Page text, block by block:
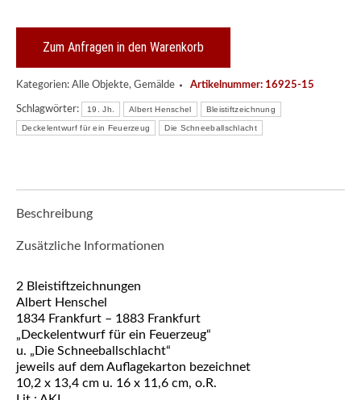
Zum Anfragen in den Warenkorb
Kategorien: Alle Objekte, Gemälde Artikelnummer: 16925-15
Schlagwörter: 19. Jh. Albert Henschel Bleistiftzeichnung
Deckelentwurf für ein Feuerzeug Die Schneeballschlacht
Beschreibung
Zusätzliche Informationen
2 Bleistiftzeichnungen
Albert Henschel
1834 Frankfurt – 1883 Frankfurt
„Deckelentwurf für ein Feuerzeug“
u. „Die Schneeballschlacht“
jeweils auf dem Auflagekarton bezeichnet
10,2 x 13,4 cm u. 16 x 11,6 cm, o.R.